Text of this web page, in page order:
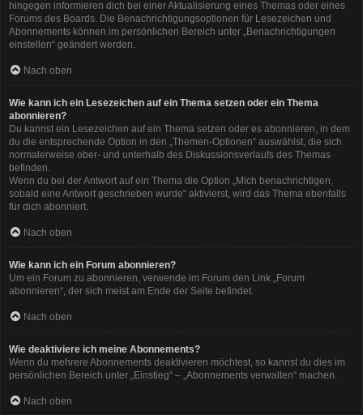
hingegen informieren dich bei einer Aktualisierung eines Themas oder eines
Forums des Boards. Die Benachrichtigungsoptionen für Lesezeichen und
Abonnements können im persönlichen Bereich unter „Benachrichtigungen
einstellen“ geändert werden.
Nach oben
Wie kann ich ein Lesezeichen auf ein Thema setzen oder ein Thema
abonnieren?
Du kannst ein Lesezeichen auf ein Thema setzen oder es abonnieren, in dem
du die entsprechende Option in den „Themen-Optionen“ auswählst, die sich
normalerweise ober- und unterhalb des Diskussionsverlaufs des Themas
befinden.
Wenn du bei der Antwort auf ein Thema die Option „Mich benachrichtigen,
sobald eine Antwort geschrieben wurde“ aktivierst, wird das Thema ebenfalls
für dich abonniert.
Nach oben
Wie kann ich ein Forum abonnieren?
Um ein Forum zu abonnieren, verwende im Forum den Link „Forum
abonnieren“, der sich meist am Ende der Seite befindet.
Nach oben
Wie deaktiviere ich meine Abonnements?
Wenn du mehrere Abonnements deaktivieren möchtest, so kannst du dies im
persönlichen Bereich unter „Einstieg“ – „Abonnements verwalten“ machen.
Nach oben